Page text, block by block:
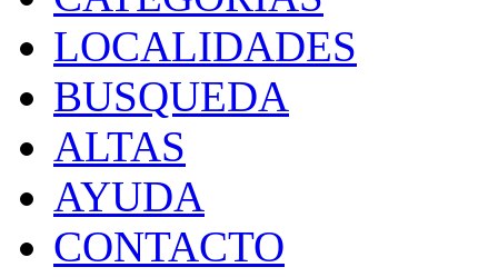
LOCALIDADES
BUSQUEDA
ALTAS
AYUDA
CONTACTO